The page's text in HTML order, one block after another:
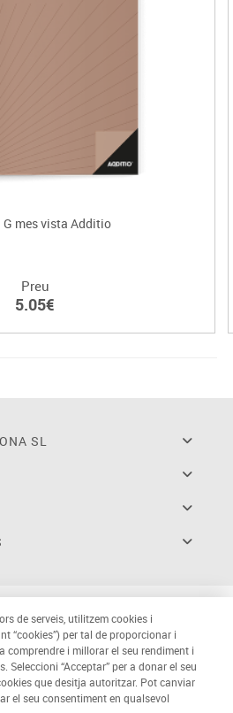
G mes vista Additio
Preu
5.05€
SL
de serveis, utilitzem cookies i
“cookies”) per tal de proporcionar i
comprendre i millorar el seu rendiment i
Seleccioni “Acceptar” per a donar el seu
que desitja autoritzar. Pot canviar
el seu consentiment en qualsevol